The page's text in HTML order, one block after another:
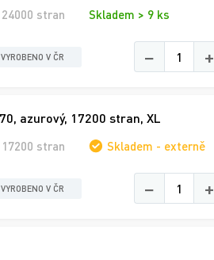
24000 stran Skladem > 9 ks
VYROBENO V ČR − +
azurový, 17200 stran, XL
17200 stran Skladem - externě
VYROBENO V ČR − +